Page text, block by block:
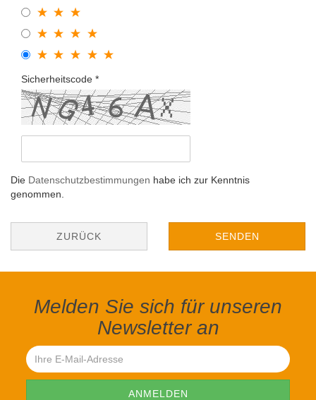
Sicherheitscode
Die Datenschutzbestimmungen habe ich zur Kenntnis
genommen.
ZURÜCK SENDEN
Melden Sie sich für unseren
Newsletter an